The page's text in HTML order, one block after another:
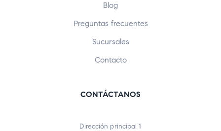
Blog
Preguntas frecuentes
Sucursales
Contacto
CONTÁCTANOS
Dirección principal 1